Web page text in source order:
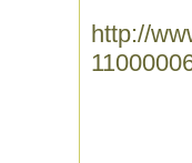
http://